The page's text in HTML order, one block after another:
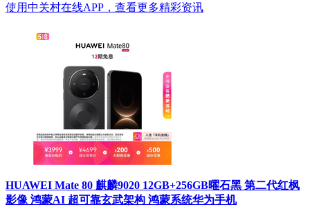
使用中关村在线APP，查看更多精彩资讯
HUAWEI Mate 80 麒麟9020 12GB+256GB曜石黑 第二代红枫
影像 鸿蒙AI 超可靠玄武架构 鸿蒙系统华为手机